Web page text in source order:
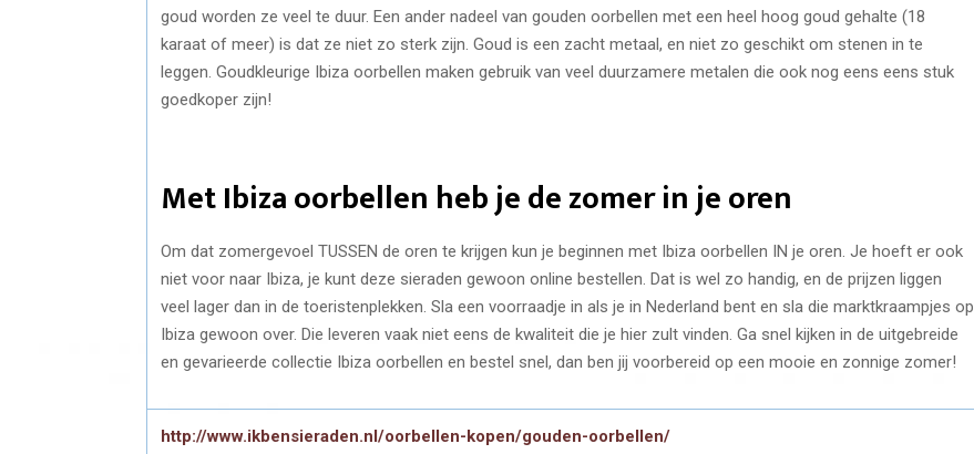
goud worden ze veel te duur. Een ander nadeel van gouden oorbellen met een heel hoog goud gehalte (18
karaat of meer) is dat ze niet zo sterk zijn. Goud is een zacht metaal, en niet zo geschikt om stenen in te
leggen. Goudkleurige Ibiza oorbellen maken gebruik van veel duurzamere metalen die ook nog eens eens stuk
goedkoper zijn!
Met Ibiza oorbellen heb je de zomer in je oren
Om dat zomergevoel TUSSEN de oren te krijgen kun je beginnen met Ibiza oorbellen IN je oren. Je hoeft er ook
niet voor naar Ibiza, je kunt deze sieraden gewoon online bestellen. Dat is wel zo handig, en de prijzen liggen
veel lager dan in de toeristenplekken. Sla een voorraadje in als je in Nederland bent en sla die marktkraampjes op
Ibiza gewoon over. Die leveren vaak niet eens de kwaliteit die je hier zult vinden. Ga snel kijken in de uitgebreide
en gevarieerde collectie Ibiza oorbellen en bestel snel, dan ben jij voorbereid op een mooie en zonnige zomer!
http://www.ikbensieraden.nl/oorbellen-kopen/gouden-oorbellen/